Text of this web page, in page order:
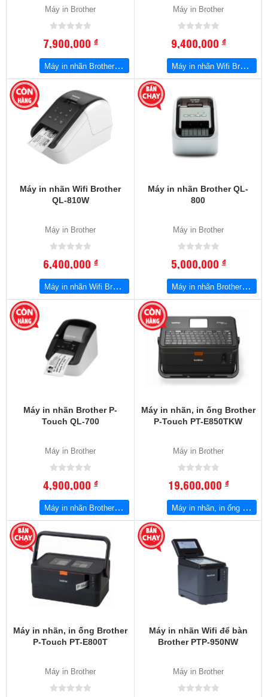
Máy in Brother
7,900,000đ
Máy in nhãn Brother P-Touch QL-1060N
Máy in Brother
9,400,000đ
Máy in nhãn Wifi Brother QL-820NWB
Máy in nhãn Wifi Brother
QL-810W
Máy in Brother
6,400,000đ
Máy in nhãn Wifi Brother QL-810W
Máy in nhãn Brother QL-
800
Máy in Brother
5,000,000đ
Máy in nhãn Brother QL-800
Máy in nhãn Brother P-
Touch QL-700
Máy in Brother
4,900,000đ
Máy in nhãn Brother P-Touch QL-700
Máy in nhãn, in ống Brother
P-Touch PT-E850TKW
Máy in Brother
19,600,000đ
Máy in nhãn, in ống Brother P-Touch PT-E850TKW
Máy in nhãn, in ống Brother
P-Touch PT-E800T
Máy in Brother
Máy in nhãn Wifi để bàn
Brother PTP-950NW
Máy in Brother